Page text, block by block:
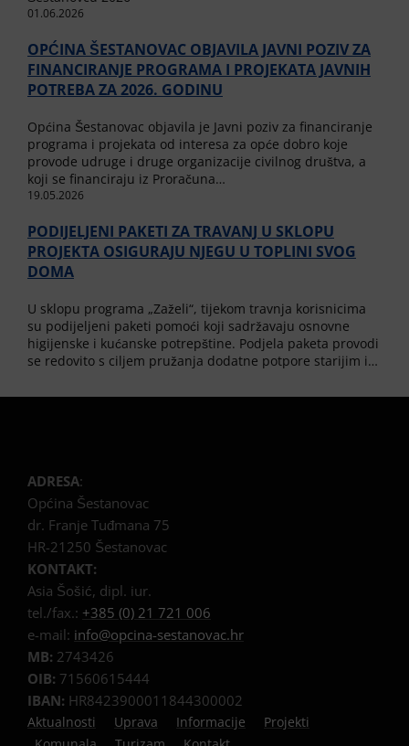
01.06.2026
OPĆINA ŠESTANOVAC OBJAVILA JAVNI POZIV ZA
FINANCIRANJE PROGRAMA I PROJEKATA JAVNIH
POTREBA ZA 2026. GODINU
Općina Šestanovac objavila je Javni poziv za financiranje
programa i projekata od interesa za opće dobro koje
provode udruge i druge organizacije civilnog društva, a
koji se financiraju iz Proračuna…
19.05.2026
PODIJELJENI PAKETI ZA TRAVANJ U SKLOPU
PROJEKTA OSIGURAJU NJEGU U TOPLINI SVOG
DOMA
U sklopu programa „Zaželi“, tijekom travnja korisnicima
su podijeljeni paketi pomoći koji sadržavaju osnovne
higijenske i kućanske potrepštine. Podjela paketa provodi
se redovito s ciljem pružanja dodatne potpore starijim i…
ADRESA:
Općina Šestanovac
dr. Franje Tuđmana 75
HR-21250 Šestanovac
KONTAKT:
Asia Šošić, dipl. iur.
tel./fax.: +385 (0) 21 721 006
e-mail: info@opcina-sestanovac.hr
MB: 2743426
OIB: 71560615444
IBAN: HR8423900011844300002
Aktualnosti Uprava Informacije
Projekti